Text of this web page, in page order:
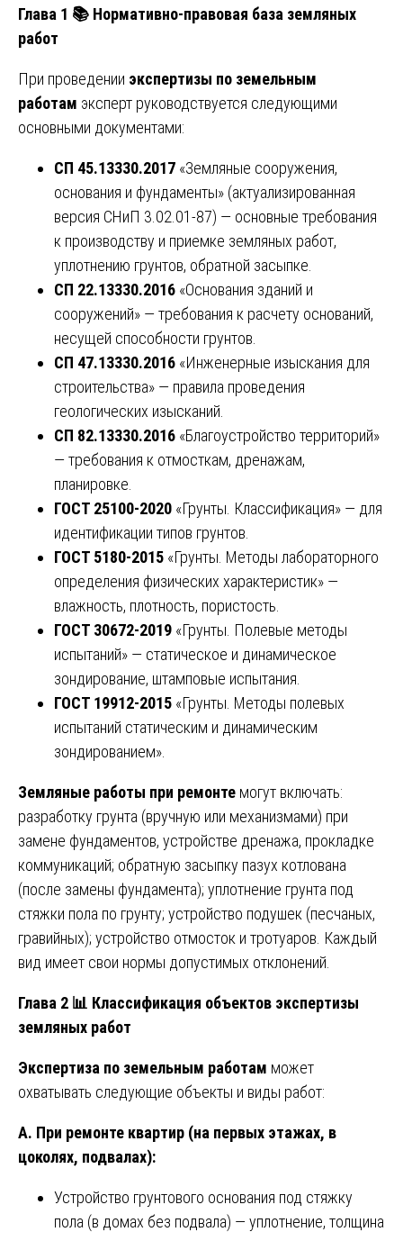
Глава 1 📚 Нормативно-правовая база земляных
работ
При проведении экспертизы по земельным
работам эксперт руководствуется следующими
основными документами:
СП 45.13330.2017 «Земляные сооружения,
основания и фундаменты» (актуализированная
версия СНиП 3.02.01-87) — основные требования
к производству и приемке земляных работ,
уплотнению грунтов, обратной засыпке.
СП 22.13330.2016 «Основания зданий и
сооружений» — требования к расчету оснований,
несущей способности грунтов.
СП 47.13330.2016 «Инженерные изыскания для
строительства» — правила проведения
геологических изысканий.
СП 82.13330.2016 «Благоустройство территорий»
— требования к отмосткам, дренажам,
планировке.
ГОСТ 25100-2020 «Грунты. Классификация» — для
идентификации типов грунтов.
ГОСТ 5180-2015 «Грунты. Методы лабораторного
определения физических характеристик» —
влажность, плотность, пористость.
ГОСТ 30672-2019 «Грунты. Полевые методы
испытаний» — статическое и динамическое
зондирование, штамповые испытания.
ГОСТ 19912-2015 «Грунты. Методы полевых
испытаний статическим и динамическим
зондированием».
Земляные работы при ремонте могут включать:
разработку грунта (вручную или механизмами) при
замене фундаментов, устройстве дренажа, прокладке
коммуникаций; обратную засыпку пазух котлована
(после замены фундамента); уплотнение грунта под
стяжки пола по грунту; устройство подушек (песчаных,
гравийных); устройство отмосток и тротуаров. Каждый
вид имеет свои нормы допустимых отклонений.
Глава 2 📊 Классификация объектов экспертизы
земляных работ
Экспертиза по земельным работам может
охватывать следующие объекты и виды работ:
А. При ремонте квартир (на первых этажах, в
цоколях, подвалах):
Устройство грунтового основания под стяжку
пола (в домах без подвала) — уплотнение, толщина